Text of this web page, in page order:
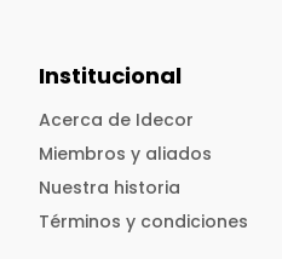
Institucional
Acerca de Idecor
Miembros y aliados
Nuestra historia
Términos y condiciones